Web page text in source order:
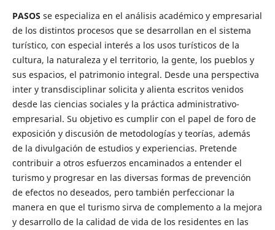
PASOS se especializa en el análisis académico y empresarial
de los distintos procesos que se desarrollan en el sistema
turístico, con especial interés a los usos turísticos de la
cultura, la naturaleza y el territorio, la gente, los pueblos y
sus espacios, el patrimonio integral. Desde una perspectiva
inter y transdisciplinar solicita y alienta escritos venidos
desde las ciencias sociales y la práctica administrativo-
empresarial. Su objetivo es cumplir con el papel de foro de
exposición y discusión de metodologías y teorías, además
de la divulgación de estudios y expe­riencias. Pretende
contribuir a otros esfuerzos encaminados a entender el
turismo y progresar en las diversas formas de prevención
de efectos no deseados, pero también perfeccionar la
manera en que el turismo sirva de complemento a la mejora
y desarrollo de la calidad de vida de los residentes en las